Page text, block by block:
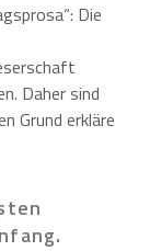
Die
Daher sind
Grund erkläre